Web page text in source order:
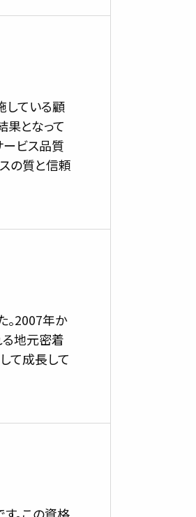
している顧
果となって
ービス品質
の質と信頼
。2007年か
る地元密着
て成長して